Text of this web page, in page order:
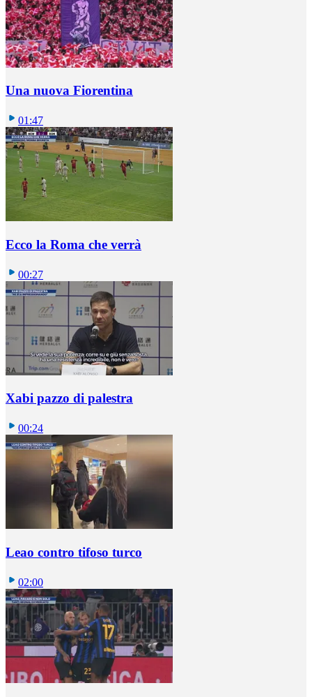
Una nuova Fiorentina
01:47
Ecco la Roma che verrà
00:27
Xabi pazzo di palestra
00:24
Leao contro tifoso turco
02:00